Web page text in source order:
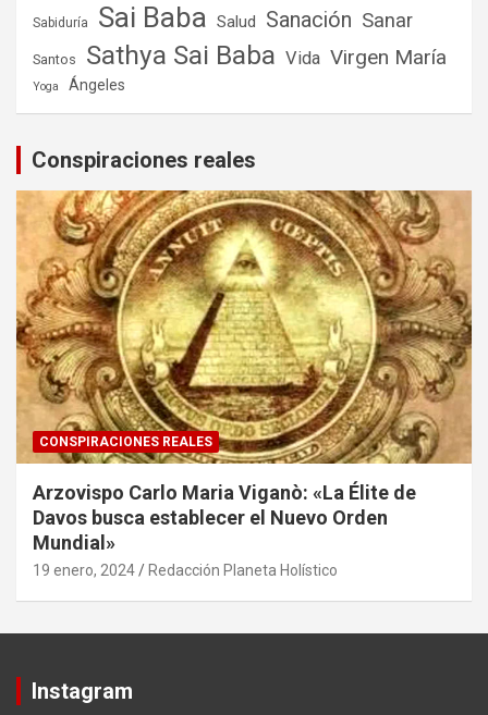
Sabiduría Sai Baba Salud Sanación Sanar
Santos Sathya Sai Baba Vida Virgen María
Yoga Ángeles
Conspiraciones reales
CONSPIRACIONES REALES
Arzovispo Carlo Maria Viganò: «La Élite de
Davos busca establecer el Nuevo Orden
Mundial»
19 enero, 2024 Redacción Planeta Holístico
Instagram